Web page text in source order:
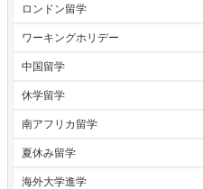
ロンドン留学
ワーキングホリデー
中国留学
休学留学
南アフリカ留学
夏休み留学
海外大学進学